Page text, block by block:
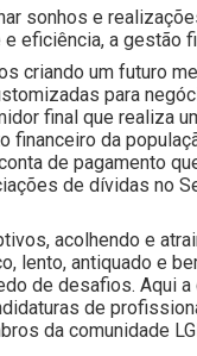
sonhos e
eficiência, a gestão
criando um futuro
para
final que realiza
financeiro da
de pagamento
de dívidas no
acolhendo e
lento, antiquado e
de desafios. Aqui
de
da comunidade